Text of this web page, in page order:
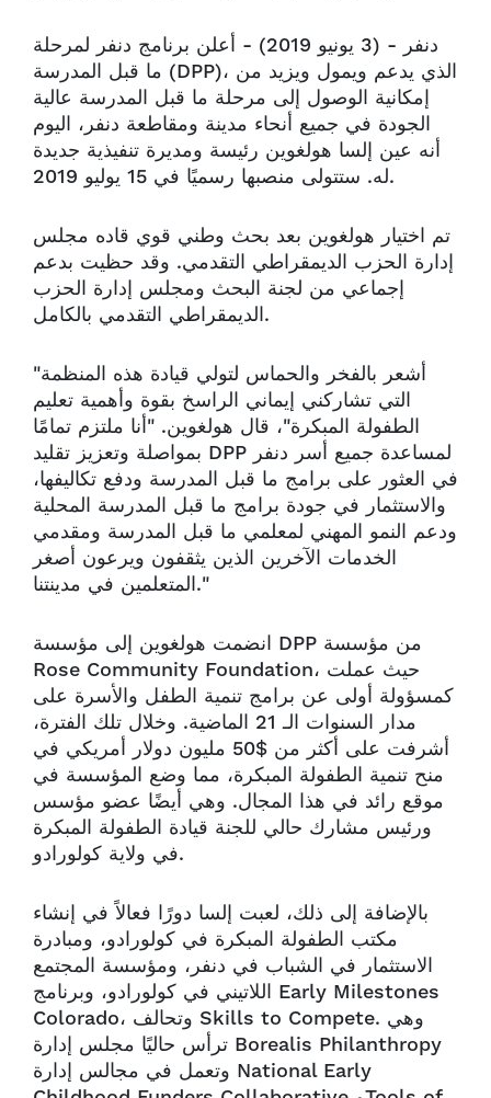
دنفر - (3 يونيو 2019) - أعلن برنامج دنفر لمرحلة
ما قبل المدرسة (DPP)، الذي يدعم ويمول ويزيد من
إمكانية الوصول إلى مرحلة ما قبل المدرسة عالية
الجودة في جميع أنحاء مدينة ومقاطعة دنفر، اليوم
أنه عين إلسا هولغوين رئيسة ومديرة تنفيذية جديدة
له. ستتولى منصبها رسميًا في 15 يوليو 2019.
تم اختيار هولغوين بعد بحث وطني قوي قاده مجلس
إدارة الحزب الديمقراطي التقدمي. وقد حظيت بدعم
إجماعي من لجنة البحث ومجلس إدارة الحزب
الديمقراطي التقدمي بالكامل.
"أشعر بالفخر والحماس لتولي قيادة هذه المنظمة
التي تشاركني إيماني الراسخ بقوة وأهمية تعليم
الطفولة المبكرة"، قال هولغوين. "أنا ملتزم تمامًا
بمواصلة وتعزيز تقليد DPP لمساعدة جميع أسر دنفر
في العثور على برامج ما قبل المدرسة ودفع تكاليفها،
والاستثمار في جودة برامج ما قبل المدرسة المحلية
ودعم النمو المهني لمعلمي ما قبل المدرسة ومقدمي
الخدمات الآخرين الذين يثقفون ويرعون أصغر
المتعلمين في مدينتنا."
انضمت هولغوين إلى مؤسسة DPP من مؤسسة
Rose Community Foundation، حيث عملت
كمسؤولة أولى عن برامج تنمية الطفل والأسرة على
مدار السنوات الـ 21 الماضية. وخلال تلك الفترة،
أشرفت على أكثر من $50 مليون دولار أمريكي في
منح تنمية الطفولة المبكرة، مما وضع المؤسسة في
موقع رائد في هذا المجال. وهي أيضًا عضو مؤسس
ورئيس مشارك حالي للجنة قيادة الطفولة المبكرة
في ولاية كولورادو.
بالإضافة إلى ذلك، لعبت إلسا دورًا فعالاً في إنشاء
مكتب الطفولة المبكرة في كولورادو، ومبادرة
الاستثمار في الشباب في دنفر، ومؤسسة المجتمع
اللاتيني في كولورادو، وبرنامج Early Milestones
Colorado، وتحالف Skills to Compete. وهي
ترأس حاليًا مجلس إدارة Borealis Philanthropy
وتعمل في مجالس إدارة National Early